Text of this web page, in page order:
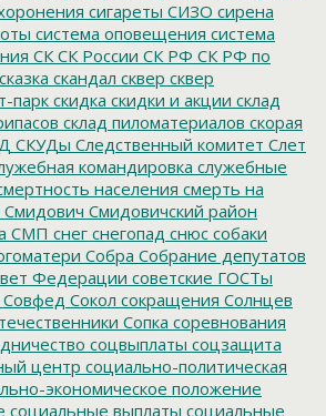
сигареты СИЗО сирена
система оповещения система
СК СК России СК РФ СК РФ по
сказка скандал сквер сквер
паркскидка скидки и акции склад
склад пиломатериалов скорая
СКУДы Следственный комитет Слет
командировка служебные
населения смерть на
Смидович Смидовичский район
СМП снег снегопад снюс собаки
Собра Собрание депутатов
Федерации советские ГОСТы
Совфед Сокол сокращения Солнцев
Сопка соревнования
соцвыплаты соцзащита
центр социально-политическая
экономическое положение
социальные выплаты социальные